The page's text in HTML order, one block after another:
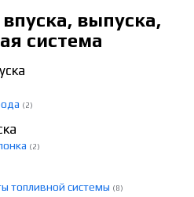
выпуска,
система
(2)
(2)
топливной системы (8)